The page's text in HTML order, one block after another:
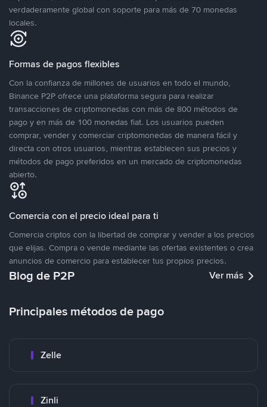
verdaderamente global con soporte para más de 70 monedas
locales.
Formas de pagos flexibles
Con la confianza de millones de usuarios en todo el mundo,
Binance P2P ofrece una plataforma segura para realizar
transacciones de criptomonedas con más de 800 métodos de
pago y en más de 100 monedas fiat. Los usuarios pueden
comprar, vender y comerciar criptomonedas de manera fácil y
directa con otros usuarios, mientras establecen sus precios y
métodos de pago preferidos en un mercado de criptomonedas
abierto.
Comercia con el precio ideal para ti
Comercia criptos con la libertad de comprar y vender a los precios
que elijas. Compra o vende mediante las ofertas existentes o crea
anuncios de comercio para establecer tus propios precios.
Blog de P2P Ver más
Principales métodos de pago
Zelle
Zinli